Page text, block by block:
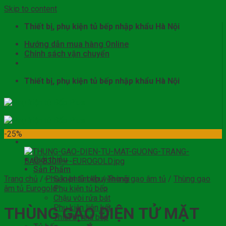
Skip to content
Thiết bị, phụ kiện tủ bếp nhập khẩu Hà Nội
Hướng dẫn mua hàng Online
Chính sách vận chuyển
Thiết bị, phụ kiện tủ bếp nhập khẩu Hà Nội
Giới thiệu
Sản Phẩm
Sản phẩm khuyến mãi
Phụ kiện tủ bếp
Chậu vòi rửa bát
Phụ kiện liên kết
Thiết bị nhà bếp
-25%
Trang chủ / Phụ kiện tủ bếp / Thùng gạo âm tủ / Thùng gạo
âm tủ Eurogold
THÙNG GẠO ĐIỆN TỬ MẶT